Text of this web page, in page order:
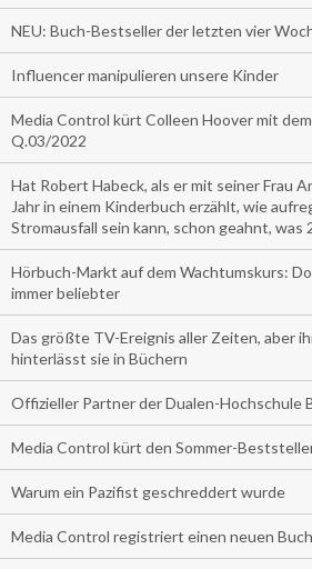
NEU: Buch-Bestseller der letzten vier
Influencer manipulieren unsere Kinder
Media Control kürt Colleen Hoover mit
Q.03/2022
Hat Robert Habeck, als er mit seiner Frau
Jahr in einem Kinderbuch erzählt, wie
Stromausfall sein kann, schon geahnt, was
Hörbuch-Markt auf dem Wachtumskurs:
immer beliebter
Das größte TV-Ereignis aller Zeiten, aber
hinterlässt sie in Büchern
Offizieller Partner der Dualen-Hochschule
Media Control kürt den Sommer-
Warum ein Pazifist geschreddert wurde
Media Control registriert einen neuen